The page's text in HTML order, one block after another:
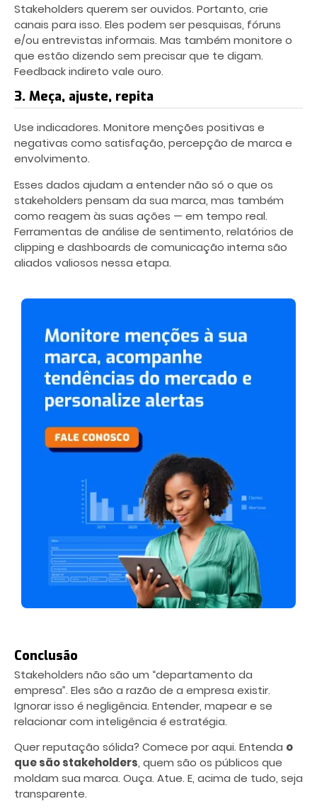
Stakeholders querem ser ouvidos. Portanto, crie
canais para isso. Eles podem ser pesquisas, fóruns
e/ou entrevistas informais. Mas também monitore o
que estão dizendo sem precisar que te digam.
Feedback indireto vale ouro.
3. Meça, ajuste, repita
Use indicadores. Monitore menções positivas e
negativas como satisfação, percepção de marca e
envolvimento.
Esses dados ajudam a entender não só o que os
stakeholders pensam da sua marca, mas também
como reagem às suas ações — em tempo real.
Ferramentas de análise de sentimento, relatórios de
clipping e dashboards de comunicação interna são
aliados valiosos nessa etapa.
Conclusão
Stakeholders não são um “departamento da
empresa”. Eles são a razão de a empresa existir.
Ignorar isso é negligência. Entender, mapear e se
relacionar com inteligência é estratégia.
Quer reputação sólida? Comece por aqui. Entenda o
que são stakeholders, quem são os públicos que
moldam sua marca. Ouça. Atue. E, acima de tudo, seja
transparente.